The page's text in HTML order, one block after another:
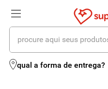
procure aqui seus produtos
qual a forma de entrega?
termos mais buscados